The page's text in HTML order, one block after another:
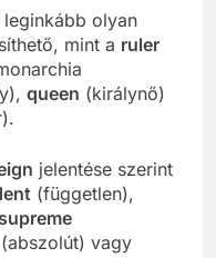
olyan
mint a ruler
queen (királynő)
jelentése szerint
(független),
supreme
(abszolút) vagy